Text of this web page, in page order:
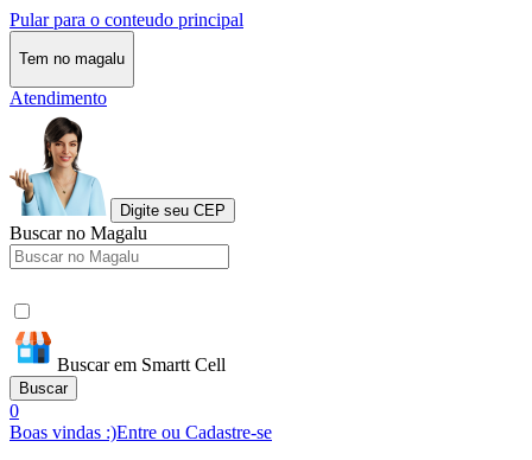
Pular para o conteudo principal
Tem no magalu
Atendimento
Digite seu CEP
Buscar no Magalu
Buscar em Smartt Cell
Buscar
0
Boas vindas :)Entre ou Cadastre-se